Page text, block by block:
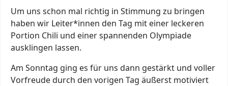
Um uns schon mal richtig in Stimmung zu bringen
haben wir Leiter*innen den Tag mit einer leckeren
Portion Chili und einer spannenden Olympiade
ausklingen lassen.
Am Sonntag ging es für uns dann gestärkt und voller
Vorfreude durch den vorigen Tag äußerst motiviert